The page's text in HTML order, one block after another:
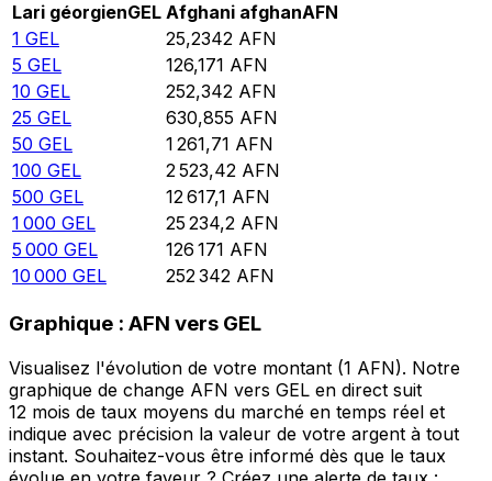
Lari géorgienGEL Afghani afghanAFN
1 GEL 25,2342 AFN
5 GEL 126,171 AFN
10 GEL 252,342 AFN
25 GEL 630,855 AFN
50 GEL 1 261,71 AFN
100 GEL 2 523,42 AFN
500 GEL 12 617,1 AFN
1 000 GEL 25 234,2 AFN
5 000 GEL 126 171 AFN
10 000 GEL 252 342 AFN
Graphique : AFN vers GEL
Visualisez l'évolution de votre montant (1 AFN). Notre
graphique de change AFN vers GEL en direct suit
12 mois de taux moyens du marché en temps réel et
indique avec précision la valeur de votre argent à tout
instant. Souhaitez-vous être informé dès que le taux